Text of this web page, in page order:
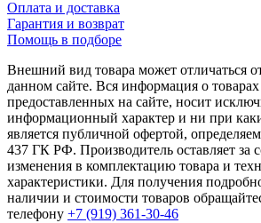
Оплата и доставка
Гарантия и возврат
Помощь в подборе
Внешний вид товара может отличаться
данном сайте. Вся информация о
предоставленных на сайте, носит
информационный характер и ни при
является публичной офертой,
437 ГК РФ. Производитель оставляет за
изменения в комплектацию товара и
характеристики. Для получения
наличии и стоимости товаров
телефону +7 (919) 361-30-46